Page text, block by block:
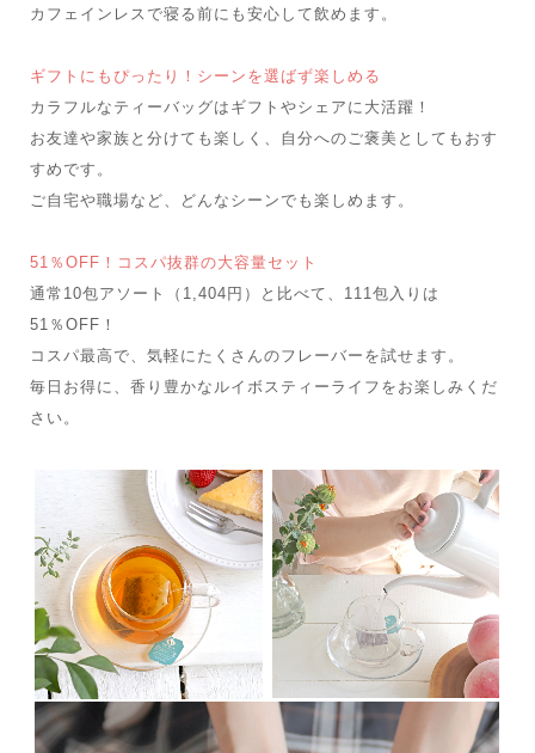
カフェインレスで寝る前にも安心して飲めます。
ギフトにもぴったり！シーンを選ばず楽しめる
カラフルなティーバッグはギフトやシェアに大活躍！
お友達や家族と分けても楽しく、自分へのご褒美としてもおす
すめです。
ご自宅や職場など、どんなシーンでも楽しめます。
51％OFF！コスパ抜群の大容量セット
通常10包アソート（1,404円）と比べて、111包入りは
51％OFF！
コスパ最高で、気軽にたくさんのフレーバーを試せます。
毎日お得に、香り豊かなルイボスティーライフをお楽しみくだ
さい。